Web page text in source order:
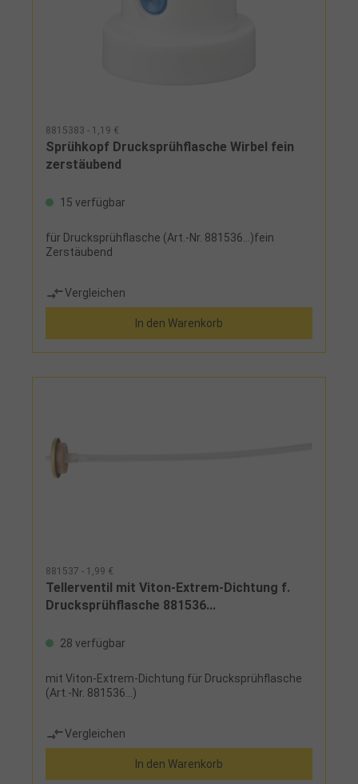
8815383 - 1,19 €
Sprühkopf Drucksprühflasche Wirbel fein
zerstäubend
15 verfügbar
für Drucksprühflasche (Art.-Nr. 881536...)fein
Zerstäubend
Vergleichen
In den Warenkorb
881537 - 1,99 €
Tellerventil mit Viton-Extrem-Dichtung f.
Drucksprühflasche 881536...
28 verfügbar
mit Viton-Extrem-Dichtung für Drucksprühflasche
(Art.-Nr. 881536...)
Vergleichen
In den Warenkorb